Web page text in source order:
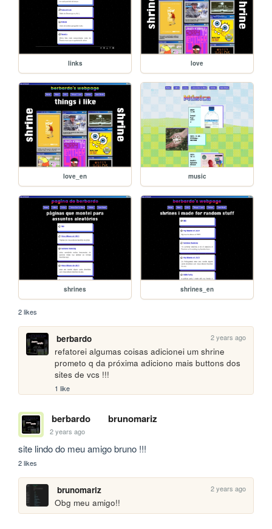
links love
love_en music
shrines shrines_en
2 likes
berbardo 2 years ago
refatorei algumas coisas adicionei um shrine
prometo q da próxima adiciono mais buttons dos
sites de vcs !!!
1 like
berbardo brunomariz
2 years ago
site lindo do meu amigo bruno !!!
2 likes
brunomariz 2 years ago
Obg meu amigo!!